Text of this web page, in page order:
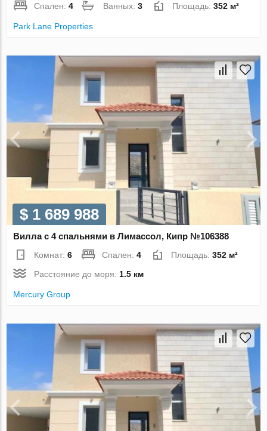
Спален:4 Ванных:3 Площадь:352 м²
Park Lane Properties
$ 1 689 988
Вилла с 4 спальнями в Лимассол, Кипр №106388
Комнат:6 Спален:4 Площадь:352 м²
Расстояние до моря: 1.5 км
Mercury Group